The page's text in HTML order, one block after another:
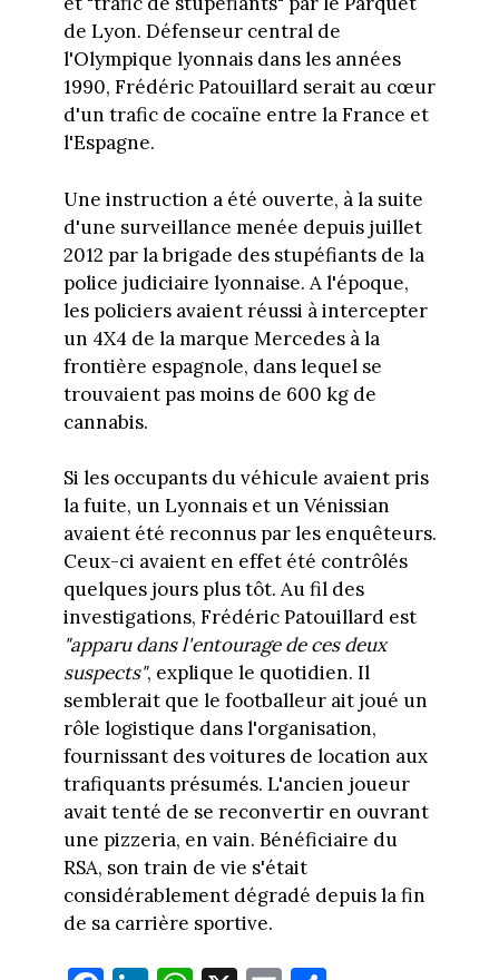
de Lyon. Défenseur central de
l'Olympique lyonnais dans les années
1990, Frédéric Patouillard serait au cœur
d'un trafic de cocaïne entre la France et
l'Espagne.
Une instruction a été ouverte, à la suite
d'une surveillance menée depuis juillet
2012 par la brigade des stupéfiants de la
police judiciaire lyonnaise. A l'époque,
les policiers avaient réussi à intercepter
un 4X4 de la marque Mercedes à la
frontière espagnole, dans lequel se
trouvaient pas moins de 600 kg de
cannabis.
Si les occupants du véhicule avaient pris
la fuite, un Lyonnais et un Vénissian
avaient été reconnus par les enquêteurs.
Ceux-ci avaient en effet été contrôlés
quelques jours plus tôt. Au fil des
investigations, Frédéric Patouillard est
"apparu dans l'entourage de ces deux
suspects", explique le quotidien. Il
semblerait que le footballeur ait joué un
rôle logistique dans l'organisation,
fournissant des voitures de location aux
trafiquants présumés. L'ancien joueur
avait tenté de se reconvertir en ouvrant
une pizzeria, en vain. Bénéficiaire du
RSA, son train de vie s'était
considérablement dégradé depuis la fin
de sa carrière sportive.